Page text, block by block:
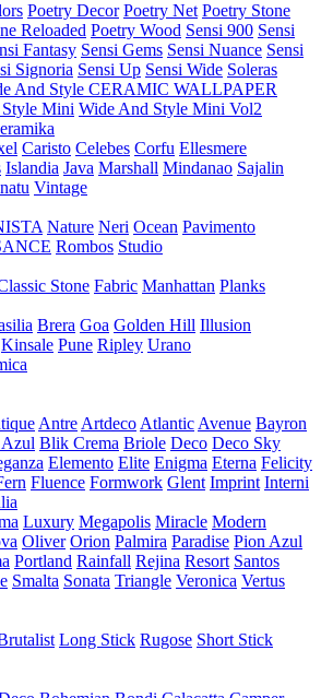
Poetry Decor Poetry Net Poetry Stone
Reloaded Poetry Wood Sensi 900 Sensi
Fantasy Sensi Gems Sensi Nuance Sensi
Signoria Sensi Up Sensi Wide Soleras
And Style CERAMIC WALLPAPER
Mini Wide And Style Mini Vol2
Caristo Celebes Corfu Ellesmere
Islandia Java Marshall Mindanao Sajalin
Vintage
Nature Neri Ocean Pavimento
Rombos Studio
Stone Fabric Manhattan Planks
Brera Goa Golden Hill Illusion
Kinsale Pune Ripley Urano
Antre Artdeco Atlantic Avenue Bayron
Blik Crema Briole Deco Deco Sky
Elemento Elite Enigma Eterna Felicity
Fluence Formwork Glent Imprint Interni
Luxury Megapolis Miracle Modern
Oliver Orion Palmira Paradise Pion Azul
Portland Rainfall Rejina Resort Santos
Smalta Sonata Triangle Veronica Vertus
Long Stick Rugose Short Stick